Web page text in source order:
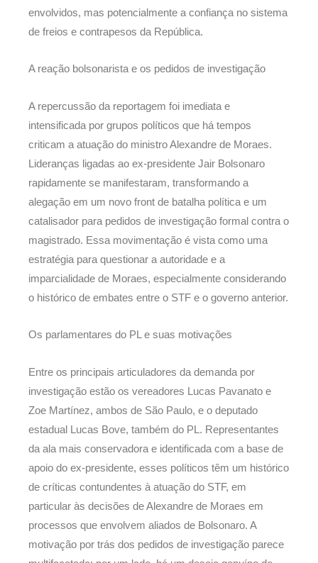
envolvidos, mas potencialmente a confiança no sistema
de freios e contrapesos da República.
A reação bolsonarista e os pedidos de investigação
A repercussão da reportagem foi imediata e
intensificada por grupos políticos que há tempos
criticam a atuação do ministro Alexandre de Moraes.
Lideranças ligadas ao ex-presidente Jair Bolsonaro
rapidamente se manifestaram, transformando a
alegação em um novo front de batalha política e um
catalisador para pedidos de investigação formal contra o
magistrado. Essa movimentação é vista como uma
estratégia para questionar a autoridade e a
imparcialidade de Moraes, especialmente considerando
o histórico de embates entre o STF e o governo anterior.
Os parlamentares do PL e suas motivações
Entre os principais articuladores da demanda por
investigação estão os vereadores Lucas Pavanato e
Zoe Martínez, ambos de São Paulo, e o deputado
estadual Lucas Bove, também do PL. Representantes
da ala mais conservadora e identificada com a base de
apoio do ex-presidente, esses políticos têm um histórico
de críticas contundentes à atuação do STF, em
particular às decisões de Alexandre de Moraes em
processos que envolvem aliados de Bolsonaro. A
motivação por trás dos pedidos de investigação parece